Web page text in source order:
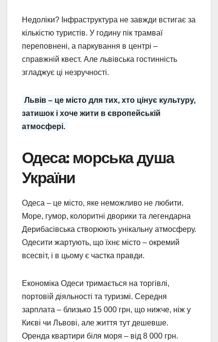
Недоліки? Інфраструктура не завжди встигає за
кількістю туристів. У годину пік трамваї
переповнені, а паркування в центрі –
справжній квест. Але львівська гостинність
згладжує ці незручності.
Львів – це місто для тих, хто цінує культуру,
затишок і хоче жити в європейській
атмосфері.
Одеса: морська душа
України
Одеса – це місто, яке неможливо не любити.
Море, гумор, колоритні дворики та легендарна
Дерибасівська створюють унікальну атмосферу.
Одесити жартують, що їхнє місто – окремий
всесвіт, і в цьому є частка правди.
Економіка Одеси тримається на торгівлі,
портовій діяльності та туризмі. Середня
зарплата – близько 15 000 грн, що нижче, ніж у
Києві чи Львові, але життя тут дешевше.
Оренда квартири біля моря – від 8 000 грн.